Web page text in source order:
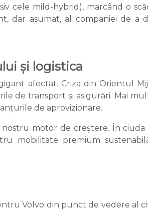
cele mild-hybrid), marcând o
dar asumat, al companiei de
și logistica
afectat. Criza din Orientul
de transport și asigurări. Mai
de aprovizionare.
motor de creștere. În
mobilitate premium
Volvo din punct de vedere al